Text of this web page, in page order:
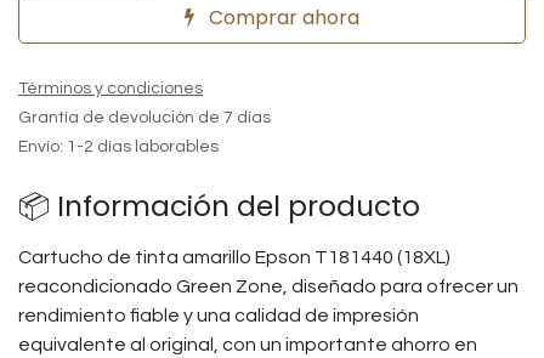
Comprar ahora
Términos y condiciones
Grantía de devolución de 7 días
Envío: 1-2 días laborables
📦 Información del producto
Cartucho de tinta amarillo Epson T181440 (18XL)
reacondicionado Green Zone, diseñado para ofrecer un
rendimiento fiable y una calidad de impresión
equivalente al original, con un importante ahorro en